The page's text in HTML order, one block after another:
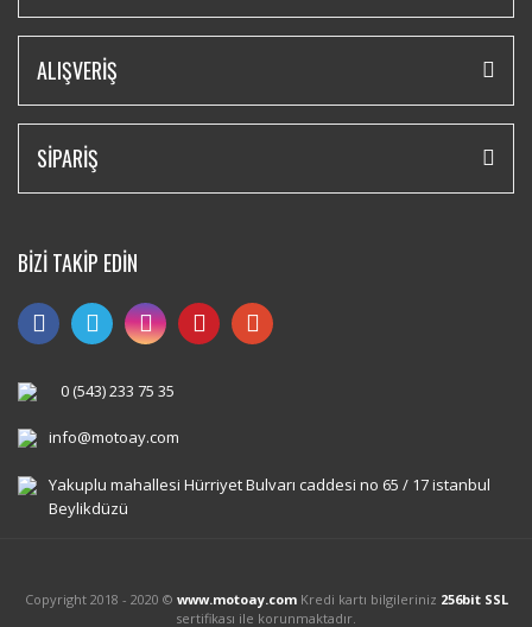
ALIŞVERİŞ
SİPARİŞ
BİZİ TAKİP EDİN
0 (543) 233 75 35
info@motoay.com
Yakuplu mahallesi Hürriyet Bulvarı caddesi no 65 / 17 istanbul
Beylikdüzü
Copyright 2018 - 2020 © www.motoay.comKredi kartı bilgileriniz 256bit SSL
sertifikası ile korunmaktadır.